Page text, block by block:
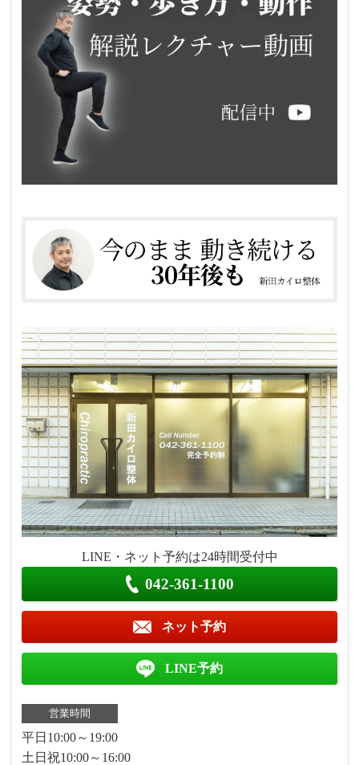
LINE・ネット予約は24時間受付中
042-361-1100
ネット予約
LINE予約
営業時間
平日10:00～19:00
土日祝10:00～16:00